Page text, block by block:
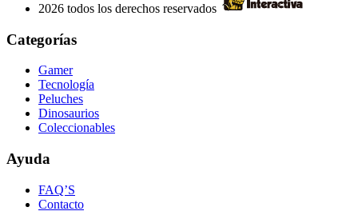
2026 todos los derechos reservados
Categorías
Gamer
Tecnología
Peluches
Dinosaurios
Coleccionables
Ayuda
FAQ’S
Contacto